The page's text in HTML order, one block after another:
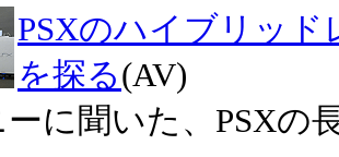
PSXのハイブリッ
を探る(AV)
ーに聞いた、PSXの